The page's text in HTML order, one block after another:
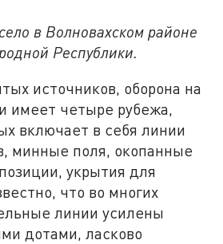
в Волновахском районе
Республики.
источников, оборона на
имеет четыре рубежа,
включает в себя линии
минные поля, окопанные
укрытия для
что во многих
линии усилены
дотами, ласково